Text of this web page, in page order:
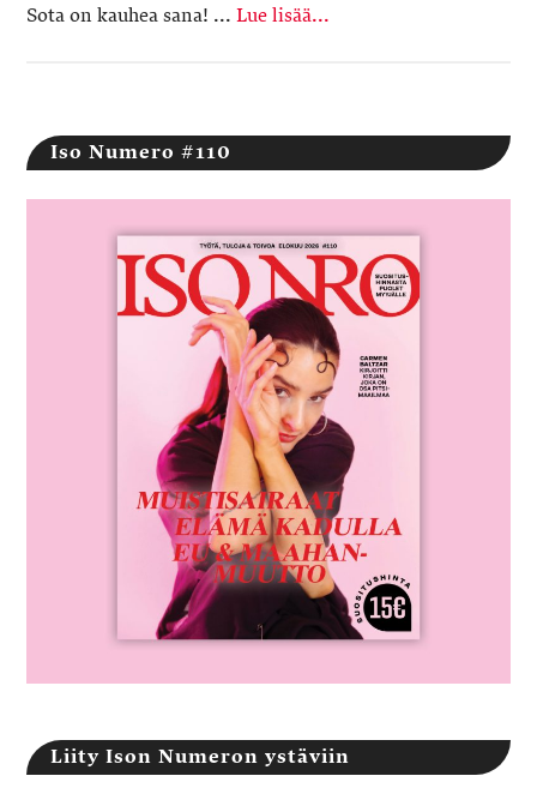
Sota on kauhea sana! ...Lue lisää...
Iso Numero #110
Liity Ison Numeron ystäviin